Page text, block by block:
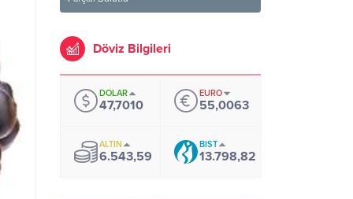
Döviz Bilgileri
DOLAR
47,7010
EURO
55,0063
ALTIN
6.543,59
BIST
13.798,82